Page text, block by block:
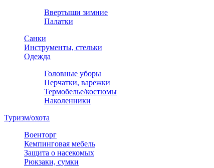
Ввертыши зимние
Палатки
Санки
Инструменты, стельки
Одежда
Головные уборы
Перчатки, варежки
Термобелье/костюмы
Наколенники
Туризм/охота
Военторг
Кемпинговая мебель
Защита о насекомых
Рюкзаки, сумки